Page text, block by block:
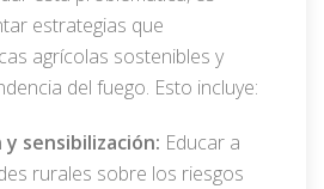
estrategias que
agrícolas sostenibles y
del fuego. Esto incluye:
y sensibilización: Educar a
rurales sobre los riesgos